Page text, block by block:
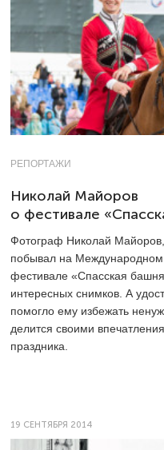
РЕПОРТАЖИ
Николай Майоров
о фестивале
Фотограф Николай Майоров,
побывал на
фестивале «Спасская
интересных снимков. А
помогло ему избежать
делится своими
праздника.
19 СЕНТЯБРЯ 2014